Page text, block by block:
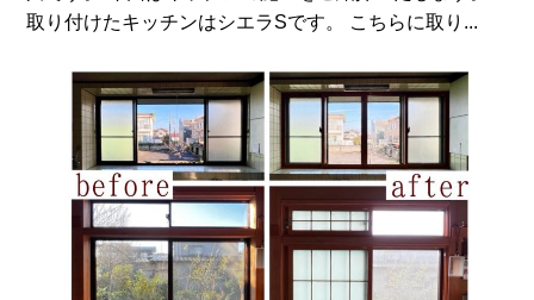
取り付けたキッチンはシエラSです。 こちらに取り...